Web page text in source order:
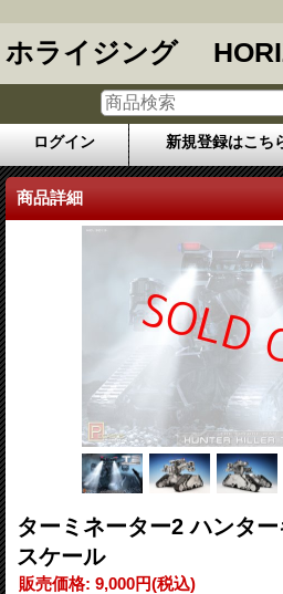
ホライジング
ログイン 新規登録はこち
商品詳細
ターミネーター2 ハンタ
スケール
販売価格: 9,000円(税込)